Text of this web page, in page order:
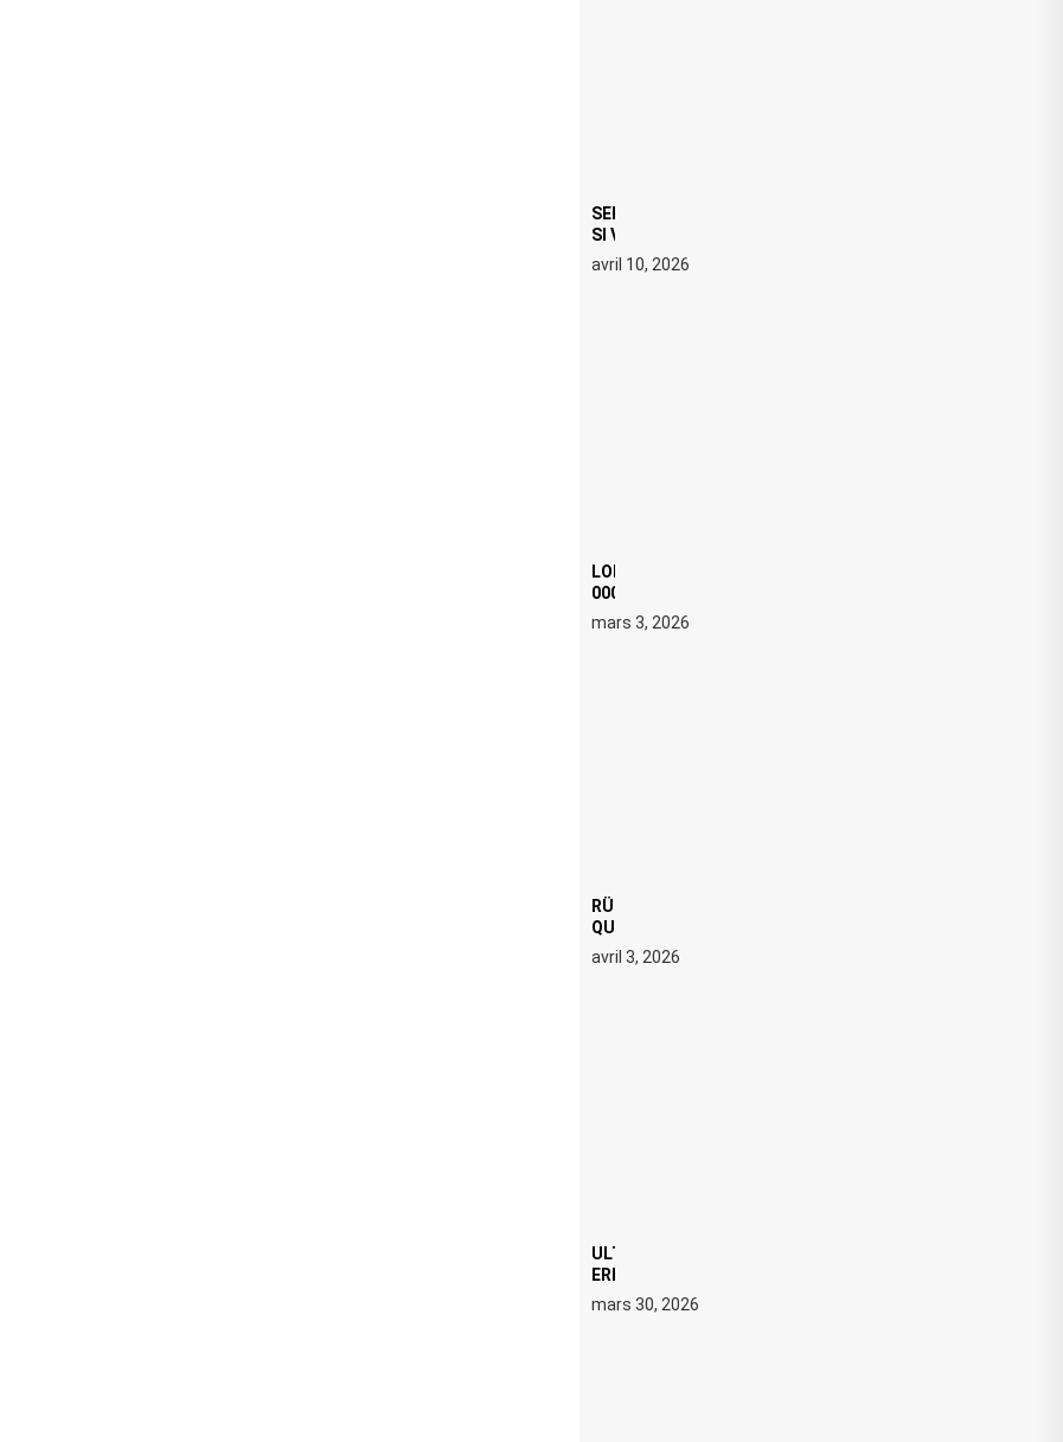
SERATO DJ PRO 4.0.6 : CE QUE ÇA CHANGE, MÊME
SI VOUS N’ÊTES NI DJ NI PRODUCTEUR·ICE
avril 10, 2026
LOI ANTI FREE PARTY : SIX MOIS DE PRISON ET 5
000 € D’AMENDE PROPOSÉS LE 9 AVRIL
mars 3, 2026
RÜFÜS DU SOL LANCE UNE RÉSIDENCE DJ SET DE
QUATRE DATES À PACHA IBIZA EN JUILLET 2026
avril 3, 2026
ULTRA 2026 : SWEDISH HOUSE MAFIA RETROUVE
ERIC PRYDZ DANS UN MOMENT CHARGÉ DE
SYMBOLE
mars 30, 2026